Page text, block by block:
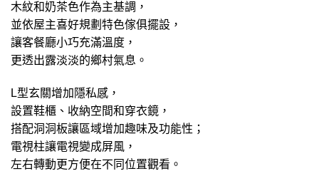
木紋和奶茶色作為主基調，
並依屋主喜好規劃特色傢俱擺設，
讓客餐廳小巧充滿溫度，
更透出露淡淡的鄉村氣息。
L型玄關增加隱私感，
設置鞋櫃、收納空間和穿衣鏡，
搭配洞洞板讓區域增加趣味及功能性；
電視柱讓電視變成屏風，
左右轉動更方便在不同位置觀看。